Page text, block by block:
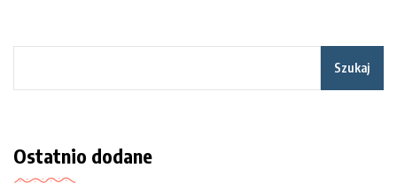
Szukaj
Ostatnio dodane